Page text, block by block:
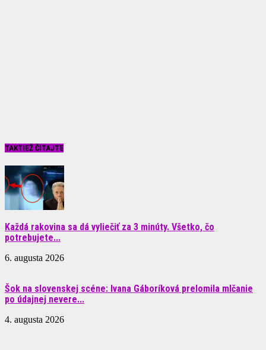
TAKTIEŽ ČÍTAJTE
Každá rakovina sa dá vyliečiť za 3 minúty. Všetko, čo
potrebujete...
6. augusta 2026
Šok na slovenskej scéne: Ivana Gáboríková prelomila mlčanie
po údajnej nevere...
4. augusta 2026